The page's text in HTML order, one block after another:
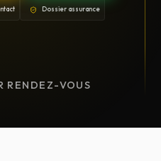
Dossier assurance
RENDEZ-VOUS